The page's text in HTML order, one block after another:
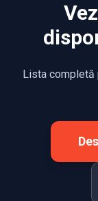
Lista completă